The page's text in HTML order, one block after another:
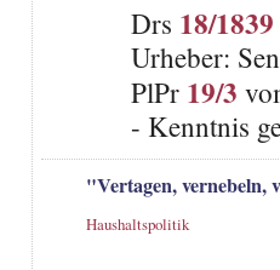
Drs 18/1839
Urheber:
PlPr 19/3
- Kenntnis
"Vertagen, vernebeln,
Haushaltspolitik